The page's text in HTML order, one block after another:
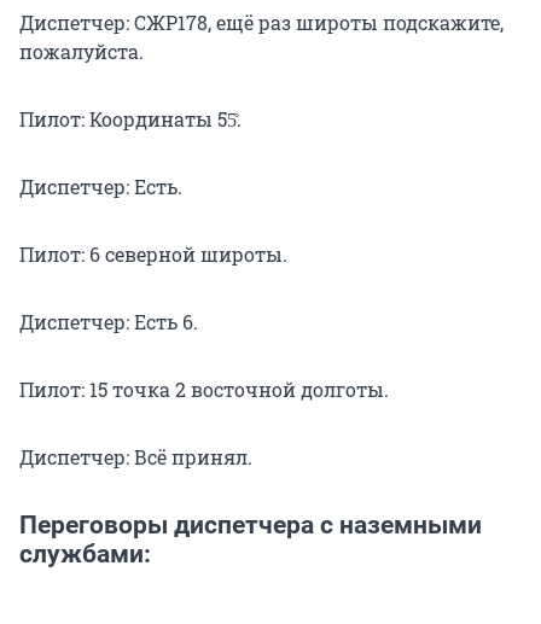
Диспетчер: СЖР178, ещё раз широты подскажите,
пожалуйста.
Пилот: Координаты 55̊.
Диспетчер: Есть.
Пилот: 6 северной широты.
Диспетчер: Есть 6.
Пилот: 15 точка 2 восточной долготы.
Диспетчер: Всё принял.
Переговоры диспетчера с наземными
службами: